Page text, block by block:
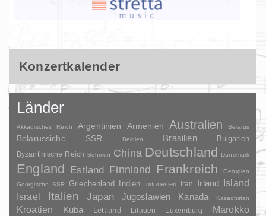
Konzertkalender
Länder
Akkadisches Reich Argentinien Armenien Australien Belarus
Belarussiche SSR Belgien Brasilien Bulgarien
Byzantinische Reich Böhmen China Deutschland Dänemark
England Estland Finnland Frankreich
Georgien
Georgische SSR
Griechenland Indien Indonesien Iran Irland
Island
Israel
Italien Japan Jugoslawien Kanada Kasachstan
Kroatien Kuba Lettland Litauen Luxemburg Marokko